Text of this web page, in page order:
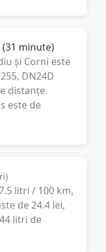
(31 minute)
și Corni este
DN24D
distanțe.
este de
)
litri / 100 km,
de24.4 lei,
litri de